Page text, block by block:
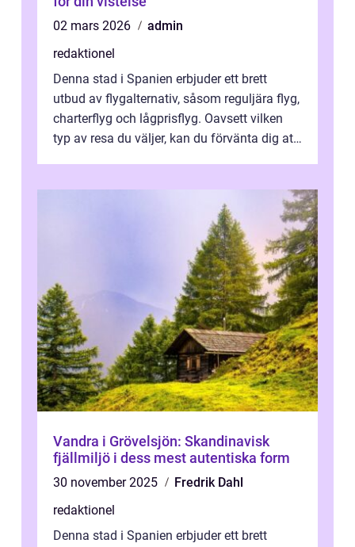
02 mars 2026
admin
redaktionel
Denna stad i Spanien erbjuder ett brett
utbud av flygalternativ, såsom reguljära flyg,
charterflyg och lågprisflyg. Oavsett vilken
typ av resa du väljer, kan du förvänta dig att
Vandra i Grövelsjön: Skandinavisk
fjällmiljö i dess mest autentiska form
30 november 2025
Fredrik Dahl
redaktionel
Denna stad i Spanien erbjuder ett brett